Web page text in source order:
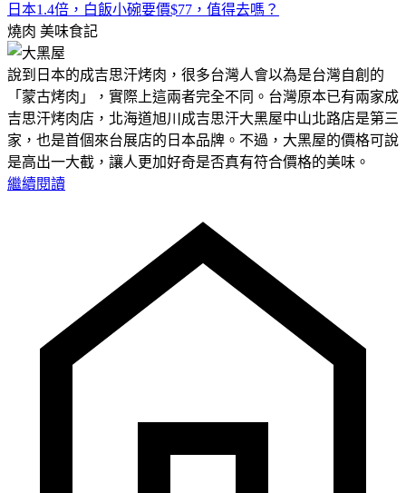
日本1.4倍，白飯小碗要價$77，值得去嗎？
燒肉 美味食記
說到日本的成吉思汗烤肉，很多台灣人會以為是台灣自創的
「蒙古烤肉」，實際上這兩者完全不同。台灣原本已有兩家成
吉思汗烤肉店，北海道旭川成吉思汗大黑屋中山北路店是第三
家，也是首個來台展店的日本品牌。不過，大黑屋的價格可說
是高出一大截，讓人更加好奇是否真有符合價格的美味。
繼續閱讀